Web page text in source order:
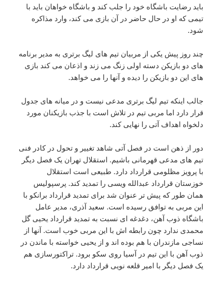
باید رضایت باشگاه خود را جلب کند و باشگاه خواهان باید با
تیمی که او در حال حاضر در آن بازی می کند، وارد مذاکره
شود.
چند روز پیش یکی از مربیان تیم های لیگ برتری به مدیر برنامه
های دو بازیکن دسته اولی زنگ می زند و اذعان می کند بازی
های این دو بازیکن را دیده و آنها را می خواهد.
جالب اینکه تیم لیگ برتری مدعی نیست و در میانه های جدول
قرار دارد اما مربی تیم در تلاش است با جذب بازیکنان مورد
دلخواه اهداف آتی را نهایی کند.
دور از ذهن است در فصل آتی شاهد تغییر و تحول در کادر فنی
تیم های مدعی قهرمانی باشیم. استقلال تهران یک فصل دیگر
با پرویز مظلومی قرارداد دارد. طبیعی است استقلال
خوزستان قرارداد عبدالله ویسی را تمدید کند. پرسپولیس
همان طور که پیش تر عنوان شد برای تمدید قرارداد برانکو با
این مربی به توافق رسیده است. سعید آذری، مدیر عامل
باشگاه ذوب آهن، دغدغه ای نسبت به تمدید قرارداد یحیی گل
محمدی ندارد چون رابطه اش با این مربی خوب است. آنها از
نساجی مازندران با هم بوده اند و از یحیی خواسته با ماندن در
ذوب آهن با این تیم در آسیا روی سکو برود. تراکتورسازی هم
یک فصل دیگر با امیر قلعه نویی قرارداد دارد.